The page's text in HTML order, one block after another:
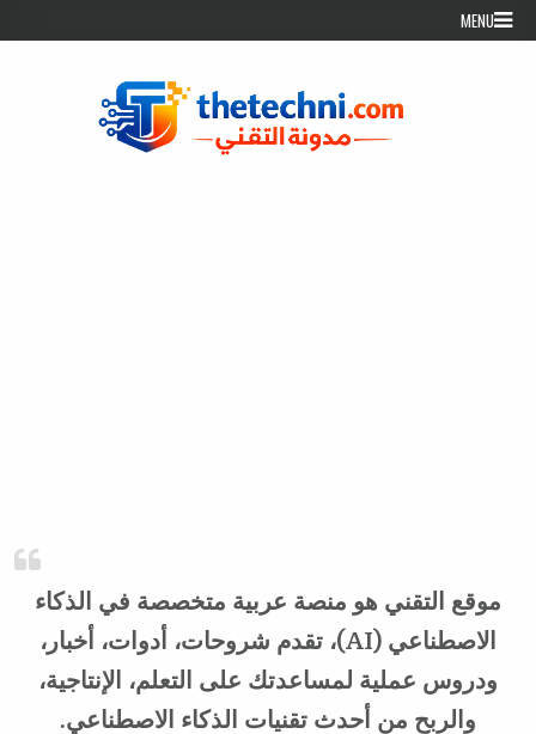
Skip to content
MENU
موقع التقني هو منصة عربية متخصصة في الذكاء
الاصطناعي (AI)، تقدم شروحات، أدوات، أخبار،
ودروس عملية لمساعدتك على التعلم، الإنتاجية،
والربح من أحدث تقنيات الذكاء الاصطناعي.